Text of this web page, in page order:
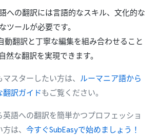
への翻訳には言語的なスキル、文化的な
ツールが必要です。
動翻訳と丁寧な編集を組み合わせること
然な翻訳を実現できます。
スターしたい方は、
ルーマニア語から
翻訳ガイドもご覧ください。
英語への翻訳を簡単かつプロフェッショ
は、 今すぐSubEasyで始めましょう！